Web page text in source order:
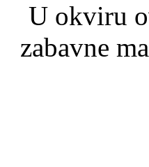
U okviru
zabavne